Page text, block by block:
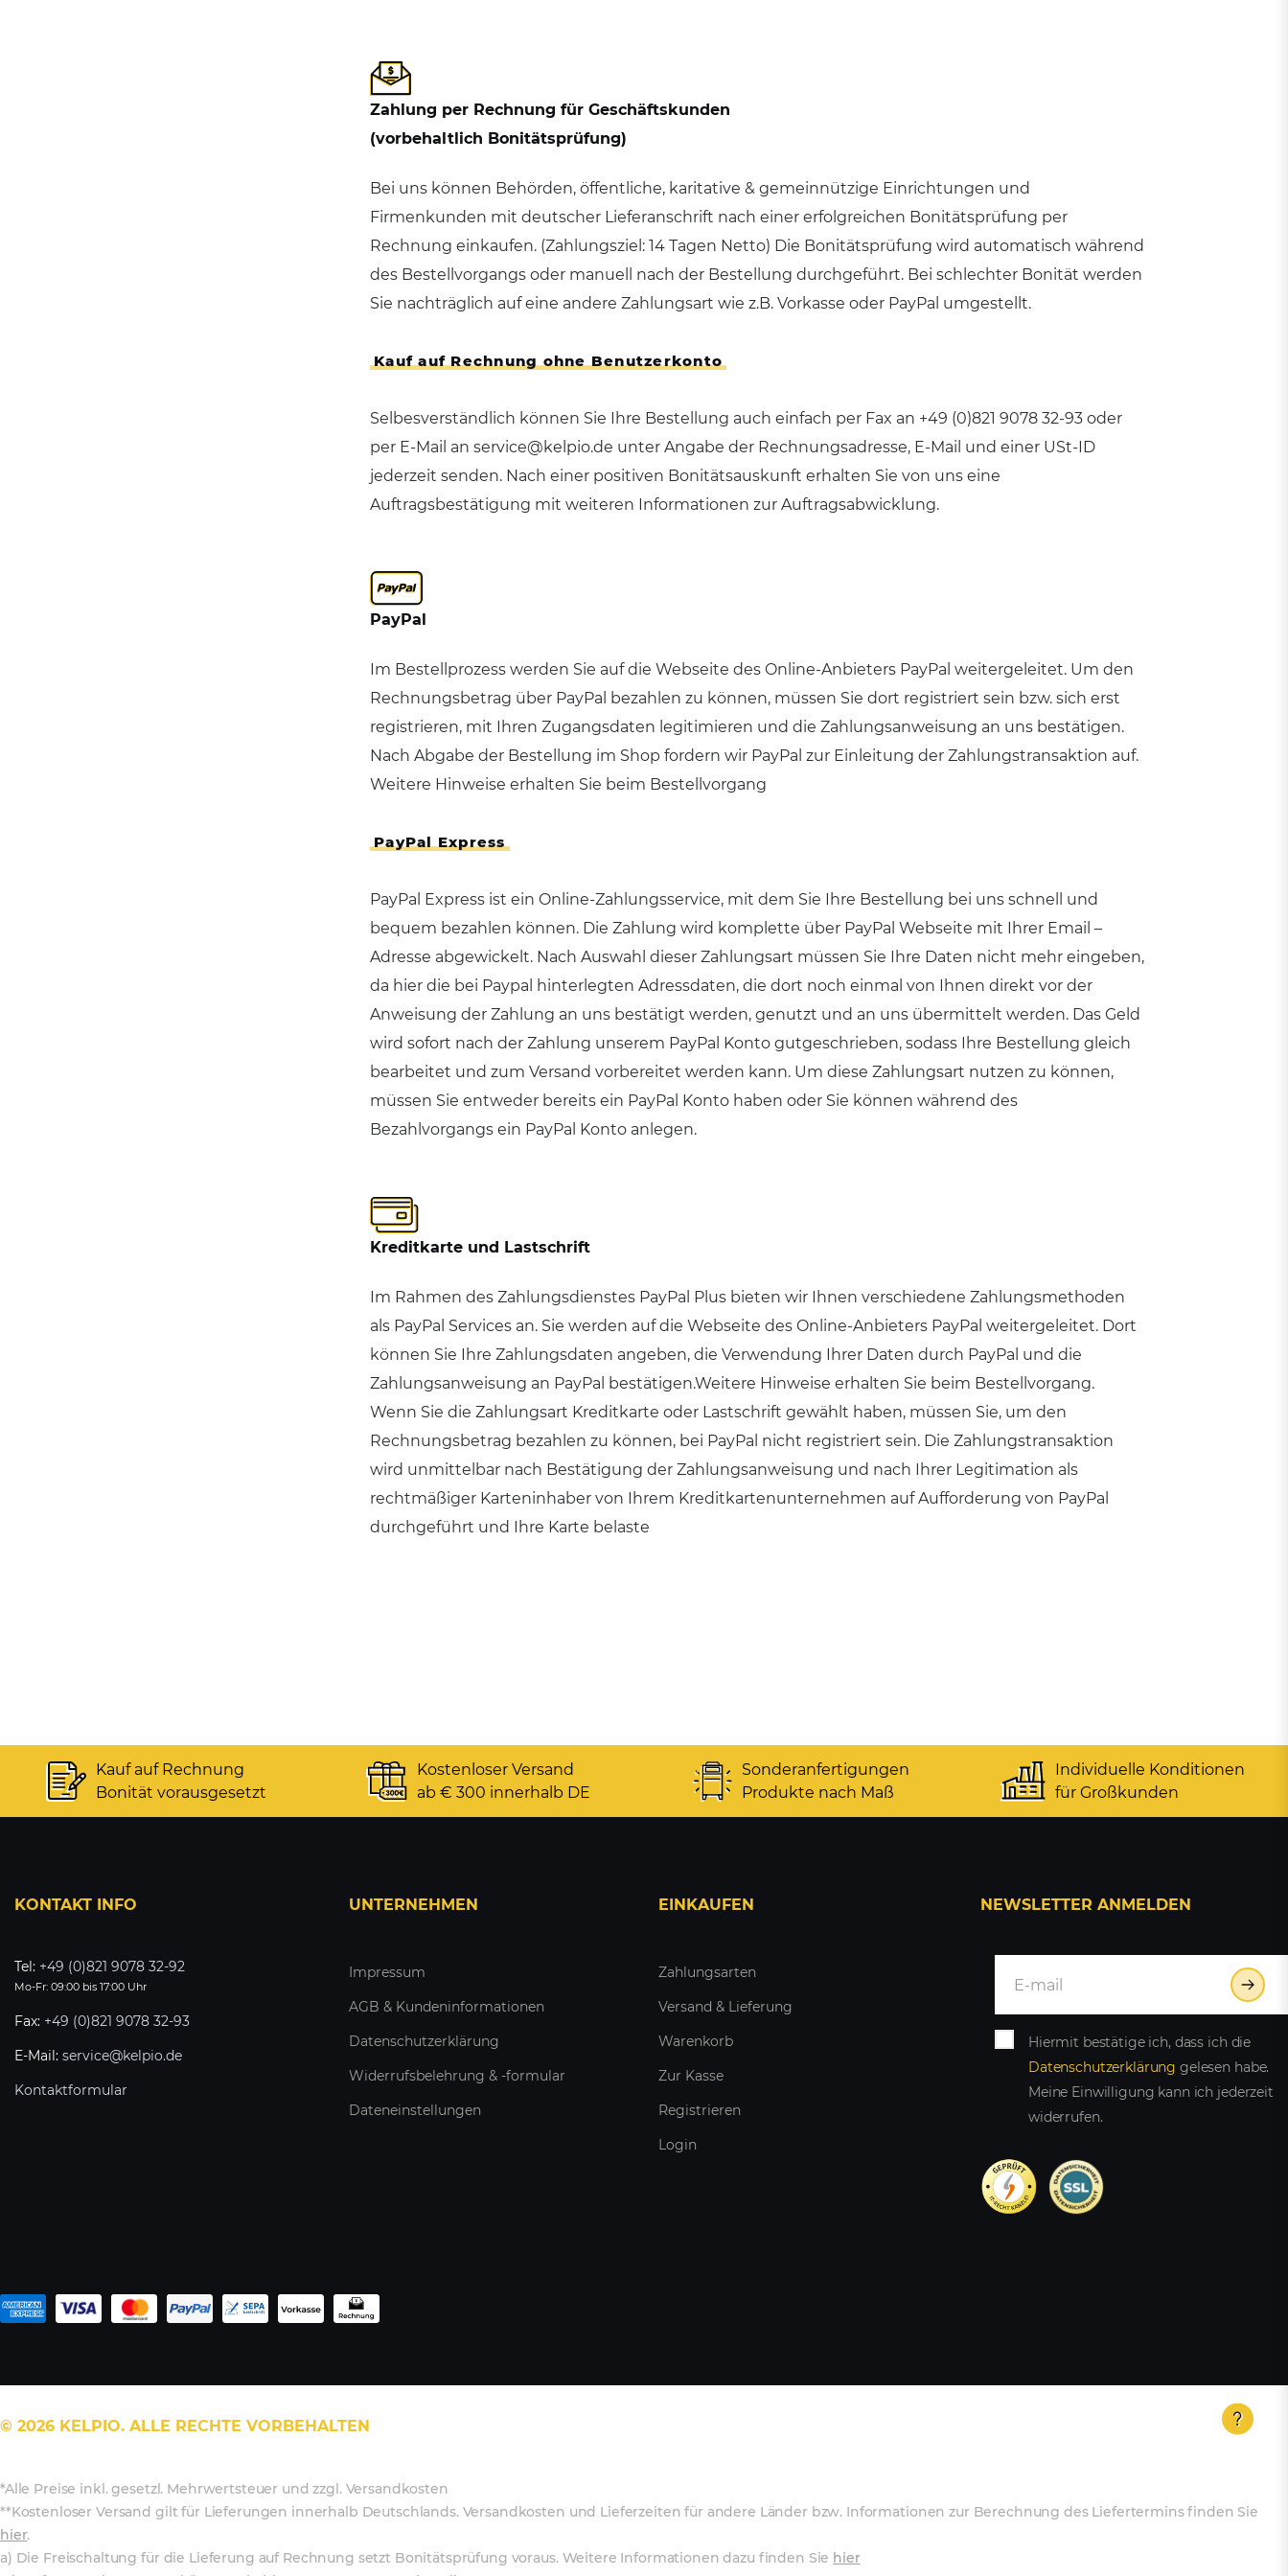
Zahlung per Rechnung für Geschäftskunden
(vorbehaltlich Bonitätsprüfung)
Bei uns können Behörden, öffentliche, karitative & gemeinnützige Einrichtungen und
Firmenkunden mit deutscher Lieferanschrift nach einer erfolgreichen Bonitätsprüfung per
Rechnung einkaufen. (Zahlungsziel: 14 Tagen Netto) Die Bonitätsprüfung wird automatisch während
des Bestellvorgangs oder manuell nach der Bestellung durchgeführt. Bei schlechter Bonität werden
Sie nachträglich auf eine andere Zahlungsart wie z.B. Vorkasse oder PayPal umgestellt.
Kauf auf Rechnung ohne Benutzerkonto
Selbesverständlich können Sie Ihre Bestellung auch einfach per Fax an +49 (0)821 9078 32-93 oder
per E-Mail an service@kelpio.de unter Angabe der Rechnungsadresse, E-Mail und einer USt-ID
jederzeit senden. Nach einer positiven Bonitätsauskunft erhalten Sie von uns eine
Auftragsbestätigung mit weiteren Informationen zur Auftragsabwicklung.
PayPal
Im Bestellprozess werden Sie auf die Webseite des Online-Anbieters PayPal weitergeleitet. Um den
Rechnungsbetrag über PayPal bezahlen zu können, müssen Sie dort registriert sein bzw. sich erst
registrieren, mit Ihren Zugangsdaten legitimieren und die Zahlungsanweisung an uns bestätigen.
Nach Abgabe der Bestellung im Shop fordern wir PayPal zur Einleitung der Zahlungstransaktion auf.
Weitere Hinweise erhalten Sie beim Bestellvorgang
PayPal Express
PayPal Express ist ein Online-Zahlungsservice, mit dem Sie Ihre Bestellung bei uns schnell und
bequem bezahlen können. Die Zahlung wird komplette über PayPal Webseite mit Ihrer Email –
Adresse abgewickelt. Nach Auswahl dieser Zahlungsart müssen Sie Ihre Daten nicht mehr eingeben,
da hier die bei Paypal hinterlegten Adressdaten, die dort noch einmal von Ihnen direkt vor der
Anweisung der Zahlung an uns bestätigt werden, genutzt und an uns übermittelt werden. Das Geld
wird sofort nach der Zahlung unserem PayPal Konto gutgeschrieben, sodass Ihre Bestellung gleich
bearbeitet und zum Versand vorbereitet werden kann. Um diese Zahlungsart nutzen zu können,
müssen Sie entweder bereits ein PayPal Konto haben oder Sie können während des
Bezahlvorgangs ein PayPal Konto anlegen.
Kreditkarte und Lastschrift
Im Rahmen des Zahlungsdienstes PayPal Plus bieten wir Ihnen verschiedene Zahlungsmethoden
als PayPal Services an. Sie werden auf die Webseite des Online-Anbieters PayPal weitergeleitet. Dort
können Sie Ihre Zahlungsdaten angeben, die Verwendung Ihrer Daten durch PayPal und die
Zahlungsanweisung an PayPal bestätigen.Weitere Hinweise erhalten Sie beim Bestellvorgang.
Wenn Sie die Zahlungsart Kreditkarte oder Lastschrift gewählt haben, müssen Sie, um den
Rechnungsbetrag bezahlen zu können, bei PayPal nicht registriert sein. Die Zahlungstransaktion
wird unmittelbar nach Bestätigung der Zahlungsanweisung und nach Ihrer Legitimation als
rechtmäßiger Karteninhaber von Ihrem Kreditkartenunternehmen auf Aufforderung von PayPal
durchgeführt und Ihre Karte belaste
Kauf auf Rechnung
Bonität vorausgesetzt
Kostenloser Versand
ab € 300 innerhalb DE
Sonderanfertigungen
Produkte nach Maß
Individuelle Konditionen
für Großkunden
KONTAKT INFO
Tel: +49 (0)821 9078 32-92
Mo-Fr: 09:00 bis 17:00 Uhr
Fax: +49 (0)821 9078 32-93
E-Mail: service@kelpio.de
Kontaktformular
UNTERNEHMEN
Impressum
AGB & Kundeninformationen
Datenschutzerklärung
Widerrufsbelehrung & -formular
Dateneinstellungen
EINKAUFEN
Zahlungsarten
Versand & Lieferung
Warenkorb
Zur Kasse
Registrieren
Login
NEWSLETTER ANMELDEN
Hiermit bestätige ich, dass ich die
Daten­schutz­erklärung gelesen habe.
Meine Einwilligung kann ich jederzeit
widerrufen.
© 2026 KELPIO. ALLE RECHTE VORBEHALTEN
*Alle Preise inkl. gesetzl. Mehrwertsteuer und zzgl. Versandkosten
**Kostenloser Versand gilt für Lieferungen innerhalb Deutschlands. Versandkosten und Lieferzeiten für andere Länder bzw. Informationen zur Berechnung des Liefertermins finden Sie
hier.
a) Die Freischaltung für die Lieferung auf Rechnung setzt Bonitätsprüfung voraus. Weitere Informationen dazu finden Sie hier